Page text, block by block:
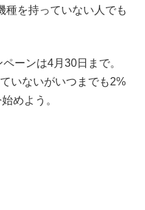
種を持っていない人でも
ーンは4月30日まで。
いないがいつまでも2%
めよう。